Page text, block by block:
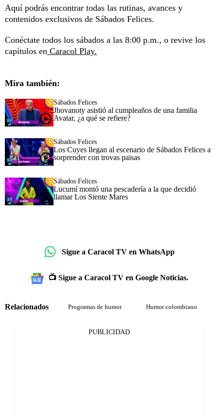
Aquí podrás encontrar todas las rutinas, avances y
contenidos exclusivos de Sábados Felices.
Conéctate todos los sábados a las 8:00 p.m., o revive los
capítulos en Caracol Play.
Mira también:
Sábados Felices
Jhovanoty asistió al cumpleaños de una familia
Avatar, ¿a qué se refiere?
Sábados Felices
Los Cuyes llegan al escenario de Sábados Felices a
sorprender con trovas paisas
Sábados Felices
Lucumí montó una pescadería a la que decidió
llamar Los Siente Mares
Sigue a Caracol TV en WhatsApp
📺 Sigue a Caracol TV en Google Noticias.
Relacionados Programas de humor Humor colombiano
PUBLICIDAD